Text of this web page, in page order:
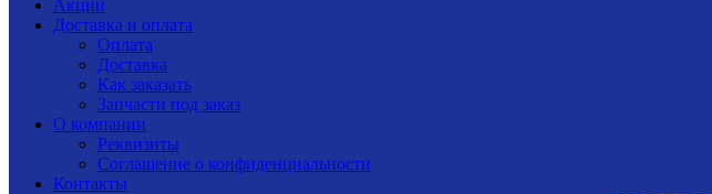
Акции
Доставка и оплата
Оплата
Доставка
Как заказать
Запчасти под заказ
О компании
Реквизиты
Соглашение о конфиденциальности
Контакты